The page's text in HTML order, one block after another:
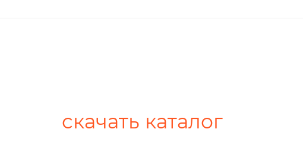
скачать каталог